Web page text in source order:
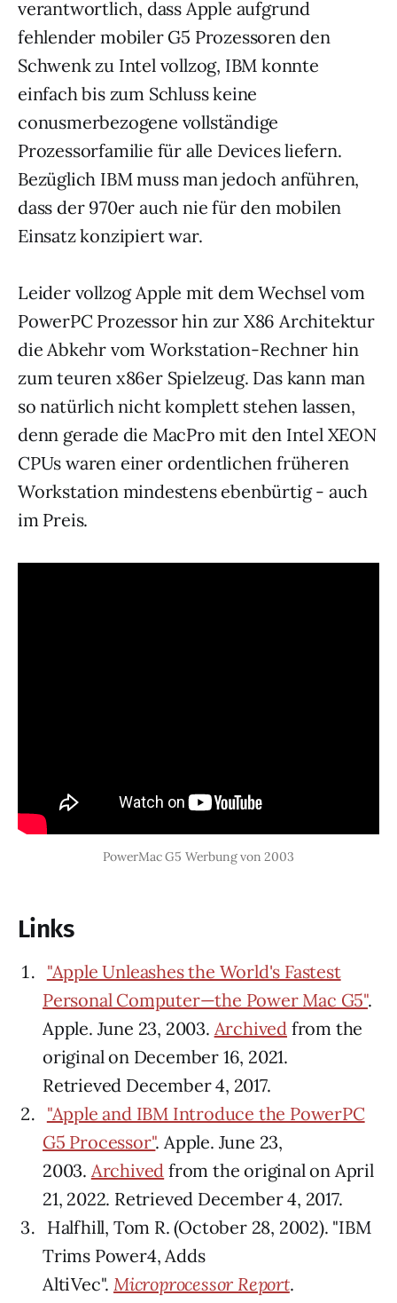
verantwortlich, dass Apple aufgrund
fehlender mobiler G5 Prozessoren den
Schwenk zu Intel vollzog, IBM konnte
einfach bis zum Schluss keine
conusmerbezogene vollständige
Prozessorfamilie für alle Devices liefern.
Bezüglich IBM muss man jedoch anführen,
dass der 970er auch nie für den mobilen
Einsatz konzipiert war.
Leider vollzog Apple mit dem Wechsel vom
PowerPC Prozessor hin zur X86 Architektur
die Abkehr vom Workstation-Rechner hin
zum teuren x86er Spielzeug. Das kann man
so natürlich nicht komplett stehen lassen,
denn gerade die MacPro mit den Intel XEON
CPUs waren einer ordentlichen früheren
Workstation mindestens ebenbürtig - auch
im Preis.
PowerMac G5 Werbung von 2003
Links
"Apple Unleashes the World's Fastest
Personal Computer—the Power Mac G5".
Apple. June 23, 2003. Archived from the
original on December 16, 2021.
Retrieved December 4, 2017.
"Apple and IBM Introduce the PowerPC
G5 Processor". Apple. June 23,
2003. Archived from the original on April
21, 2022. Retrieved December 4, 2017.
Halfhill, Tom R. (October 28, 2002). "IBM
Trims Power4, Adds
AltiVec". Microprocessor Report.